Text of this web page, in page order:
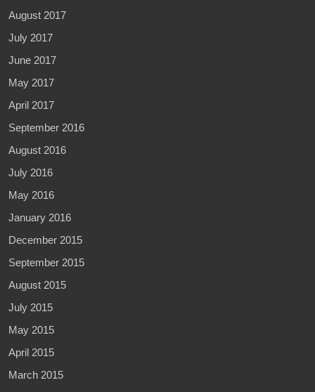
August 2017
July 2017
June 2017
May 2017
April 2017
September 2016
August 2016
July 2016
May 2016
January 2016
December 2015
September 2015
August 2015
July 2015
May 2015
April 2015
March 2015